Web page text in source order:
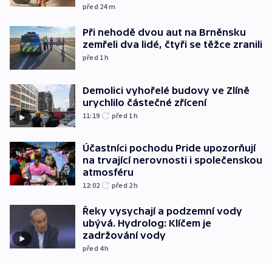
před 24m
Při nehodě dvou aut na Brněnsku
zemřeli dva lidé, čtyři se těžce zranili
před 1h
Demolici vyhořelé budovy ve Zlíně
urychlilo částečné zřícení
11:19 před 1h
Účastníci pochodu Pride upozorňují
na trvající nerovnosti i společenskou
atmosféru
12:02 před 2h
Řeky vysychají a podzemní vody
ubývá. Hydrolog: Klíčem je
zadržování vody
před 4h